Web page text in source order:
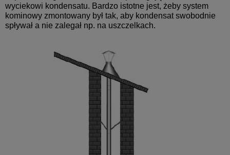
wyciekowi kondensatu. Bardzo istotne jest, żeby system
kominowy zmontowany był tak, aby kondensat swobodnie
spływał a nie zalegał np. na uszczelkach.